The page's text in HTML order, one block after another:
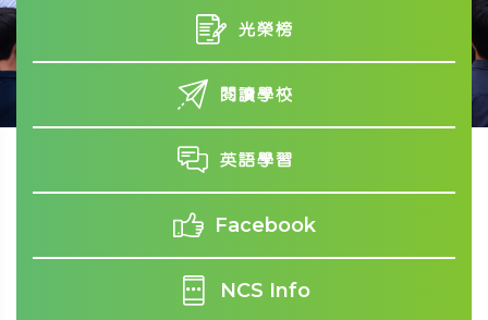
光榮榜
閱讀學校
英語學習
Facebook
NCS Info